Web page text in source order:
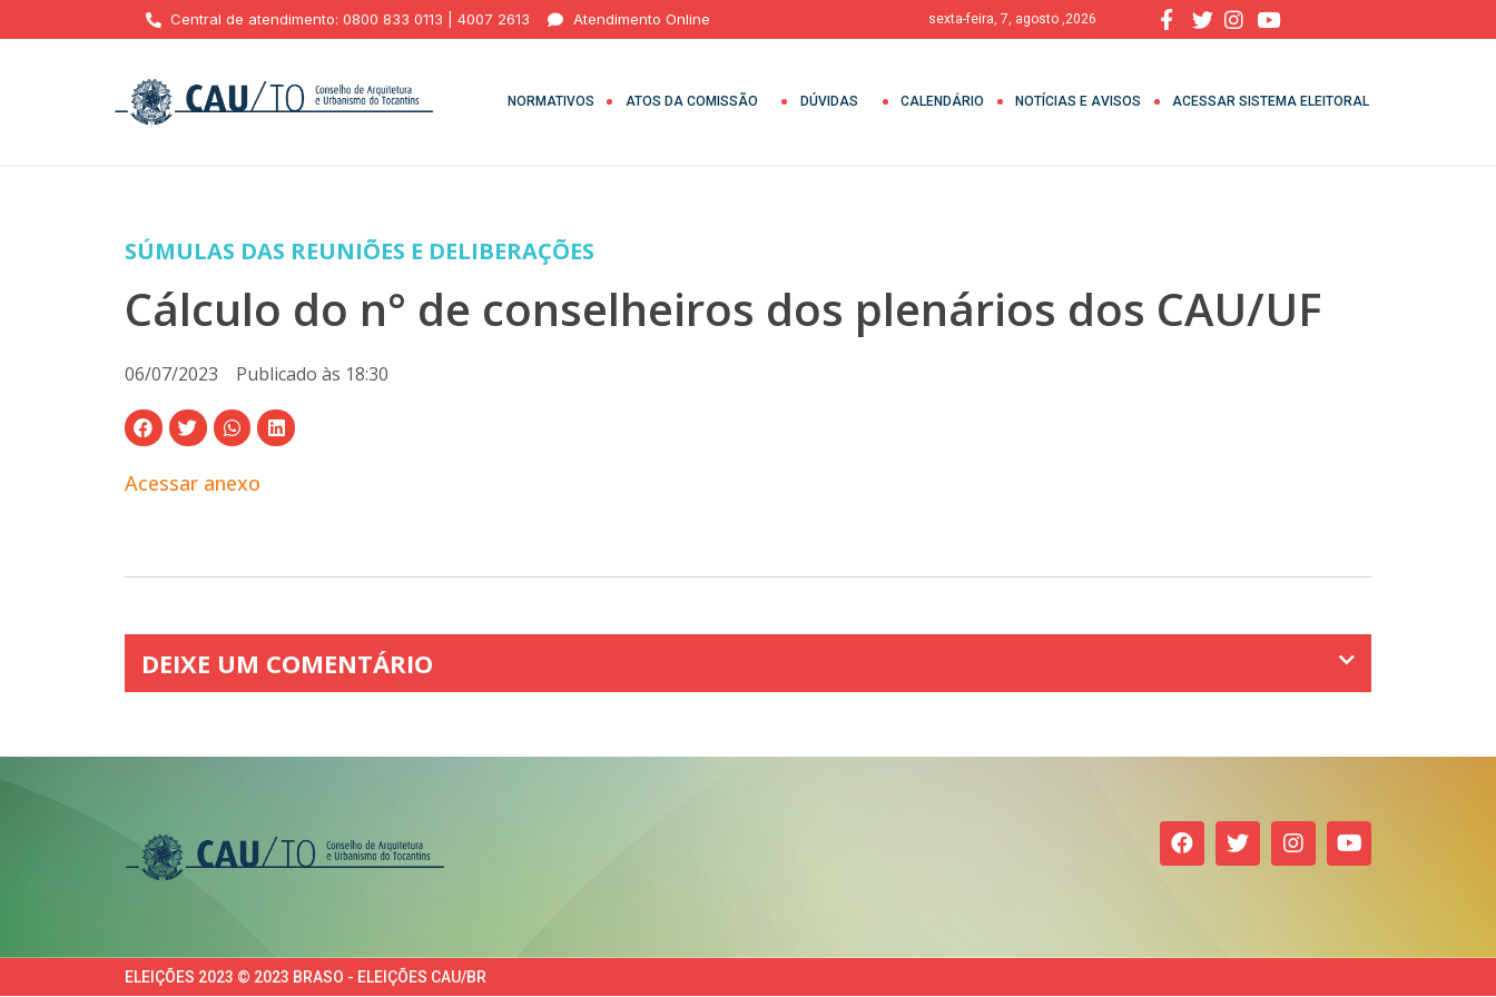
Central de atendimento: 0800 833 0113 | 4007 2613 Atendimento Online sexta-feira, 7, agosto ,2026
NORMATIVOS ATOS DA COMISSÃO DÚVIDAS CALENDÁRIO NOTÍCIAS E AVISOS ACESSAR SISTEMA ELEITORAL
SÚMULAS DAS REUNIÕES E DELIBERAÇÕES
Cálculo do n° de conselheiros dos plenários dos CAU/UF
06/07/2023 Publicado às 18:30
Acessar anexo
DEIXE UM COMENTÁRIO
ELEIÇÕES 2023 © 2023 BRASO - ELEIÇÕES CAU/BR